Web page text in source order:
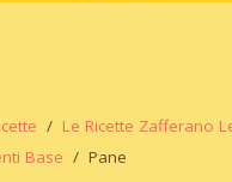
Le Ricette Zafferano
Base
Pane